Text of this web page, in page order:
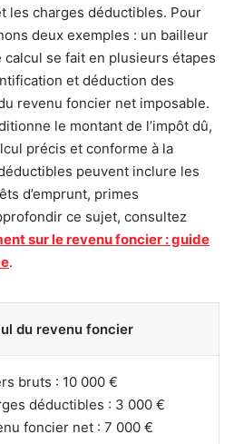
les charges déductibles. Pour
deux exemples : un bailleur
se fait en plusieurs étapes
et déduction des
revenu foncier net imposable.
le montant de l’impôt dû,
précis et conforme à la
peuvent inclure les
d’emprunt, primes
ce sujet, consultez
sur le revenu foncier : guide
.
du revenu foncier
bruts : 10 000 €
déductibles : 3 000 €
foncier net : 7 000 €